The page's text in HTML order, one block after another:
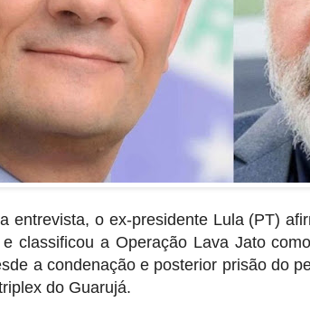
entrevista, o ex-presidente Lula (PT)
e classificou a Operação Lava Jato
a condenação e posterior prisão do
do Guarujá.